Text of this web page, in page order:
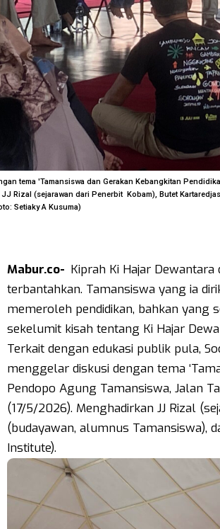
tema 'Tamansiswa dan Gerakan Kebangkitan
Rizal (sejarawan dari Penerbit Kobam), Butet
Setiaky A Kusuma)
Mabur.co- Kiprah Ki Hajar
terbantahkan. Tamansiswa yang ia
memeroleh pendidikan, bahkan yang
sekelumit kisah tentang Ki Hajar
Terkait dengan edukasi publik pula,
menggelar diskusi dengan tema
Pendopo Agung Tamansiswa, Jalan
(17/5/2026). Menghadirkan JJ Rizal
(budayawan, alumnus Tamansiswa),
Institute).